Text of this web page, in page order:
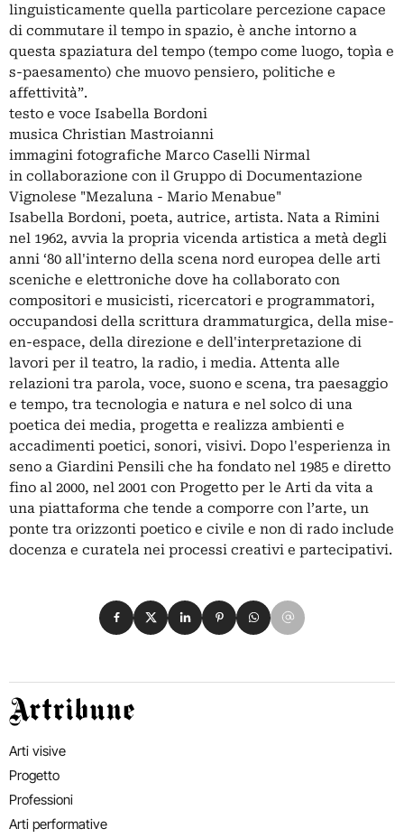
linguisticamente quella particolare percezione capace
di commutare il tempo in spazio, è anche intorno a
questa spaziatura del tempo (tempo come luogo, topìa e
s-paesamento) che muovo pensiero, politiche e
affettività”.
testo e voce Isabella Bordoni
musica Christian Mastroianni
immagini fotografiche Marco Caselli Nirmal
in collaborazione con il Gruppo di Documentazione
Vignolese "Mezaluna - Mario Menabue"
Isabella Bordoni, poeta, autrice, artista. Nata a Rimini
nel 1962, avvia la propria vicenda artistica a metà degli
anni ‘80 all'interno della scena nord europea delle arti
sceniche e elettroniche dove ha collaborato con
compositori e musicisti, ricercatori e programmatori,
occupandosi della scrittura drammaturgica, della mise-
en-espace, della direzione e dell'interpretazione di
lavori per il teatro, la radio, i media. Attenta alle
relazioni tra parola, voce, suono e scena, tra paesaggio
e tempo, tra tecnologia e natura e nel solco di una
poetica dei media, progetta e realizza ambienti e
accadimenti poetici, sonori, visivi. Dopo l'esperienza in
seno a Giardini Pensili che ha fondato nel 1985 e diretto
fino al 2000, nel 2001 con Progetto per le Arti da vita a
una piattaforma che tende a comporre con l’arte, un
ponte tra orizzonti poetico e civile e non di rado include
docenza e curatela nei processi creativi e partecipativi.
Condividi su Facebook
Condividi su X
Condividi su LinkedIn
Condividi su Pinterest
Condividi su WhatsApp
Condividi su Email
Artribune
Arti visive
Progetto
Professioni
Arti performative